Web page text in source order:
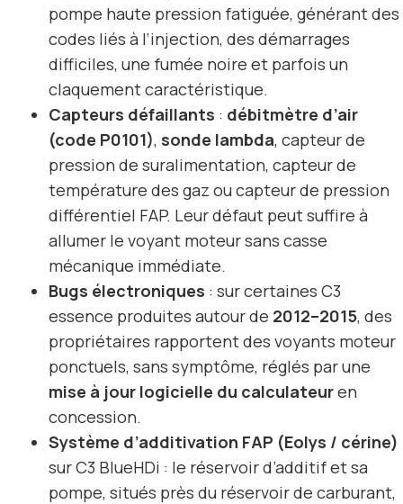
pompe haute pression fatiguée, générant des
codes liés à l’injection, des démarrages
difficiles, une fumée noire et parfois un
claquement caractéristique.
Capteurs défaillants : débitmètre d’air
(code P0101), sonde lambda, capteur de
pression de suralimentation, capteur de
température des gaz ou capteur de pression
différentiel FAP. Leur défaut peut suffire à
allumer le voyant moteur sans casse
mécanique immédiate.
Bugs électroniques : sur certaines C3
essence produites autour de 2012–2015, des
propriétaires rapportent des voyants moteur
ponctuels, sans symptôme, réglés par une
mise à jour logicielle du calculateuren
concession.
Système d’additivation FAP (Eolys / cérine)
sur C3 BlueHDi : le réservoir d’additif et sa
pompe, situés près du réservoir de carburant,